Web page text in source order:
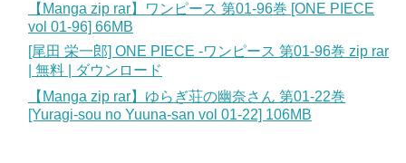
【Manga zip rar】ワンピース 第01-96巻 [ONE PIECE
vol 01-96] 66MB
[尾田 栄一郎] ONE PIECE -ワンピース 第01-96巻 zip rar
| 無料 | ダウンロード
【Manga zip rar】ゆらぎ荘の幽奈さん 第01-22巻
[Yuragi-sou no Yuuna-san vol 01-22] 106MB